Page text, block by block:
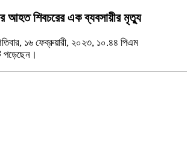
আহত শিবচরের এক ব্যবসায়ীর মৃত্যু
১৬ ফেব্রুয়ারী, ২০২৩, ১০.৪৪ পিএম
পড়েছেন।